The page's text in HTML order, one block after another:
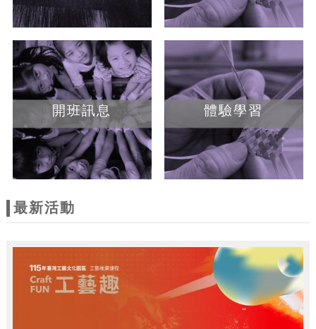
開班訊息 體驗學習
最新活動